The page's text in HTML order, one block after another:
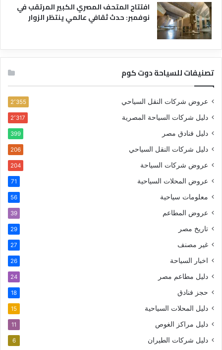
افتتاح المتحف المصري الكبير المرتقب في
نوفمبر: حدث ثقافي عالمي ينتظر الزوار
تصنيفات للسياحة دوت كوم
عروض شركات النقل السياحي 2٬355
دليل شركات السياحة المصرية 2٬317
دليل فنادق مصر 399
دليل شركات النقل السياحي 206
عروض شركات السياحة 204
عروض المحلات السياحية 71
معلومات سياحية 56
عروض المطاعم 39
تاريخ مصر 29
غير مصنف 27
اخبار السياحة 26
دليل مطاعم مصر 24
حجز فنادق 18
دليل المحلات السياحية 15
دليل مراكز الغوص 11
دليل شركات الطيران 6